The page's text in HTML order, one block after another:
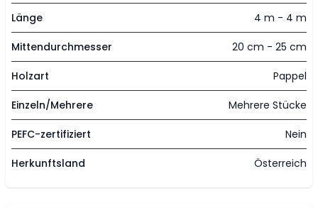
Länge 4 m - 4 m
Mittendurchmesser 20 cm - 25 cm
Holzart Pappel
Einzeln/Mehrere Mehrere Stücke
PEFC-zertifiziert Nein
Herkunftsland Österreich